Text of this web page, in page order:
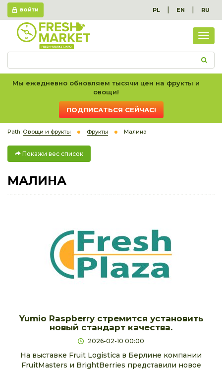
ВОЙТИ PL | EN | RU
вес
Мы ежедневно обновляем тысячи цен на фрукты и
овощи!
ПОДПИСАТЬСЯ СЕЙЧАС!
Path: Овощи и фрукты Фрукты Малина
Покажи вес список
МАЛИНА
Yumio Raspberry стремится установить
новый стандарт качества.
2026-02-10 00:00
На выставке Fruit Logistica в Берлине компании
FruitMasters и BrightBerries представили новое